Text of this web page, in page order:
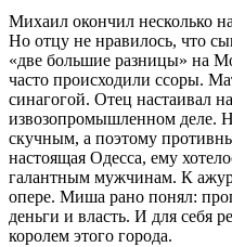
Михаил окончил несколько
Но отцу не нравилось, что
«две большие разницы» на
часто происходили ссоры.
синагогой. Отец настаивал
извозопромышленном деле.
скучным, а поэтому
настоящая Одесса, ему
галантным мужчинам. К
опере. Миша рано понял:
деньги и власть. И для себя
королем этого города.